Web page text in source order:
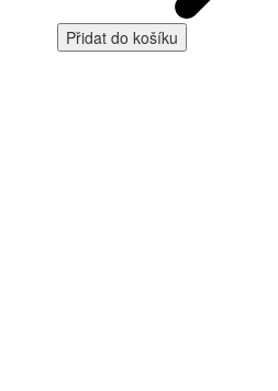
Přidat do košíku